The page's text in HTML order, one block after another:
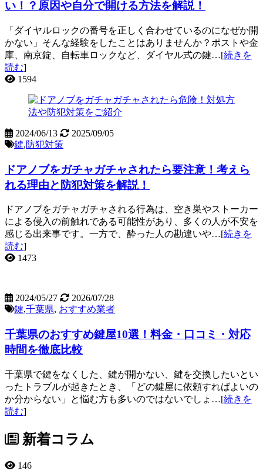
い！？原因や自分で開ける方法を解説！
「ダイヤルロックの番号を正しく合わせているのになぜか開
かない」そんな経験をしたことはありませんか？ポストや金
庫、南京錠、自転車ロックなど、ダイヤル式の鍵…[続きを
読む]
1594
2024/06/13
2025/09/05
鍵,防犯対策
ドアノブをガチャガチャされたら要注意！考えら
れる理由と防犯対策を解説！
ドアノブをガチャガチャされる行為は、空き巣やストーカー
による侵入の前触れである可能性があり、多くの人が不安を
感じる出来事です。一方で、酔った人の勘違いや…[続きを
読む]
1473
2024/05/27
2026/07/28
鍵,千葉県, おすすめ業者
千葉県のおすすめ鍵屋10選！料金・口コミ・対応
時間を徹底比較
千葉県で鍵をなくした、鍵が開かない、鍵を交換したいとい
ったトラブルが起きたとき、「どの鍵屋に依頼すればよいの
か分からない」と悩む方も多いのではないでしょ…[続きを
読む]
新着コラム
146